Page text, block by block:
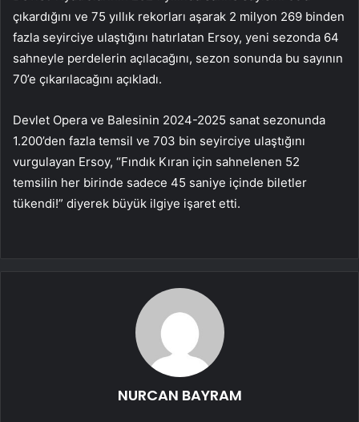
çıkardığını ve 75 yıllık rekorları aşarak 2 milyon 269 binden
fazla seyirciye ulaştığını hatırlatan Ersoy, yeni sezonda 64
sahneyle perdelerin açılacağını, sezon sonunda bu sayının
70’e çıkarılacağını açıkladı.
Devlet Opera ve Balesinin 2024-2025 sanat sezonunda
1.200’den fazla temsil ve 703 bin seyirciye ulaştığını
vurgulayan Ersoy, “Fındık Kıran için sahnelenen 52
temsilin her birinde sadece 45 saniye içinde biletler
tükendi!” diyerek büyük ilgiye işaret etti.
NURCAN BAYRAM